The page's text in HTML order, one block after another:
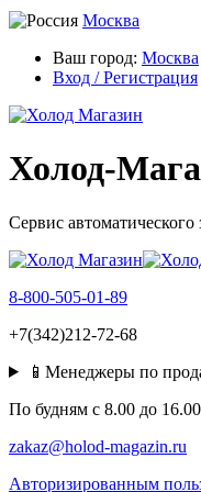
Москва
Ваш город: Москва
Вход / Регистрация
Холод-
Сервис
8-800-505-01-89
+7(342)212-72-68
📱Менеджеры по
По будням c 8.00 до
zakaz@holod-magazin.ru
Авторизированным